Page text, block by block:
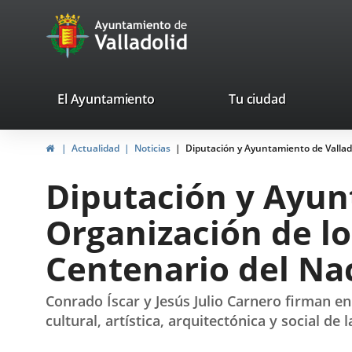
Portal
Web
Ayuntamiento
de
valladolid.es
El Ayuntamiento Tu ciudad
InicioActualidad Noticias Diputación y Ayuntamiento de
Diputación y
Organización de
Centenario del
Conrado Íscar y Jesús Julio Carnero firman
cultural, artística, arquitectónica y social de